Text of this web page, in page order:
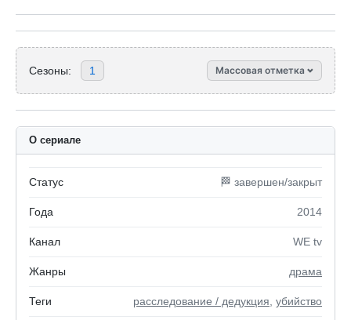
Сезоны: 1 Массовая отметка
О сериале
Статус 🏁 завершен/закрыт
Года 2014
Канал WE tv
Жанры драма
Теги расследование / дедукция убийство